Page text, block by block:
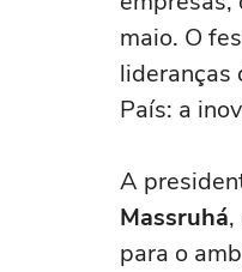
maio. O
lideranças
País: a
A
Massruhá
para o